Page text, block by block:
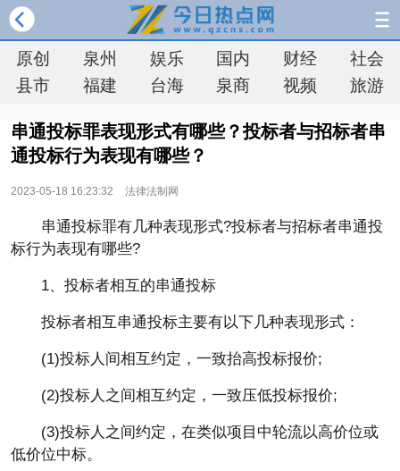
原创 泉州 娱乐 国内 财经
社会
县市
福建 台海 泉商 视频 旅游
串通投标罪表现形式有哪些？投标者与招标者串
通投标行为表现有哪些？
2023-05-18 16:23:32 法律法制网
串通投标罪有几种表现形式?投标者与招标者串通投
标行为表现有哪些?
1、投标者相互的串通投标
投标者相互串通投标主要有以下几种表现形式：
(1)投标人间相互约定，一致抬高投标报价;
(2)投标人之间相互约定，一致压低投标报价;
(3)投标人之间约定，在类似项目中轮流以高价位或
低价位中标。